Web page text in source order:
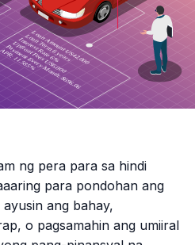
ng pera para sa hindi
para pondohan ang
ang bahay,
o pagsamahin ang umiiral